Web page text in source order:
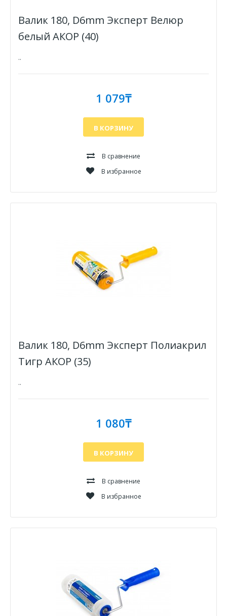
Валик 180, D6mm Эксперт Велюр
белый АКОР (40)
..
1 079₸
В КОРЗИНУ
В сравнение
В избранное
Валик 180, D6mm Эксперт Полиакрил
Тигр АКОР (35)
..
1 080₸
В КОРЗИНУ
В сравнение
В избранное